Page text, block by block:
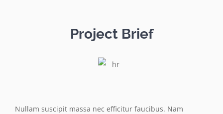
Project Brief
Nullam suscipit massa nec efficitur faucibus. Nam